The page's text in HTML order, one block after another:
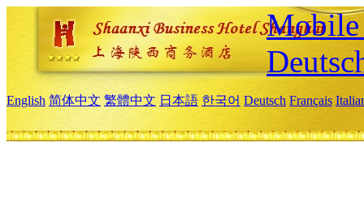
Mobile
English 简体中文 繁體中文 日本語 한국어 Deutsch Français